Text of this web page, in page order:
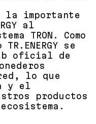
la importante
al
TRON. Como
se
oficial de
lo que
y el
productos